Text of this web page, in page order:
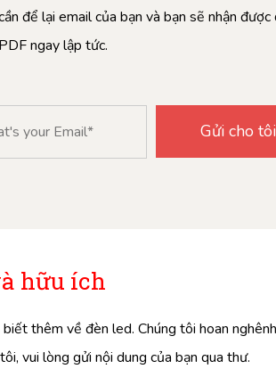
để lại email của bạn và bạn sẽ nhận được
PDF ngay lập tức.
hữu ích
thêm về đèn led. Chúng tôi hoan
vui lòng gửi nội dung của bạn qua thư.